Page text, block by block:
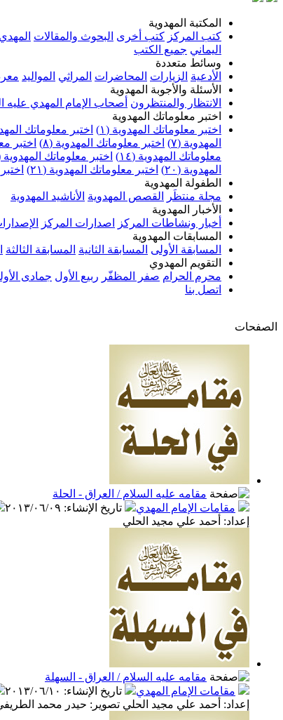
المكتبة المهدوية
كتب المركز كتب أخرى البحوث والمقالات
اليماني جميع الكتب
وسائط متعددة
الأدعية الزيارات المحاضرات المراثي المواليد
الأسئلة والأجوبة المهدوية
الانتظار والمنتظرون أصحاب الإمام المهدي عليه
اختبر معلوماتك المهدوية
اختبر معلوماتك المهدوية (١)
اختبر معلوماتك
المهدوية (٧)
اختبر معلوماتك المهدوية (٨) اختبر
معلوماتك المهدوية (١٤)
اختبر معلوماتك المهدوية
المهدوية (٢٠)
اختبر معلوماتك المهدوية (٢١)
الطفولة المهدوية
مجلة منتظَر
القصص المهدوية الأناشيد المهدوية
الأخبار المهدوية
أخبار ونشاطات المركز
اصدارات المركز
المسابقات المهدوية
المسابقة الأولى المسابقة الثانية المسابقة الثالثة
التقويم المهدوي
محرم الحرام صفر المظفّر ربيع الأول جمادى
اتصل بنا
الصفحات
مقامه عليه السلام / العراق - الحلة
مقامات الإمام المهدي
تاريخ الإنشاء: ٢٠١٣/٠٦/٠٩
إعداد: أحمد علي مجيد الحلي
مقامه عليه السلام / العراق - السهلة
مقامات الإمام المهدي
تاريخ الإنشاء: ٢٠١٣/٠٦/١٠
إعداد: أحمد علي مجيد الحلي تصوير: حيدر محمد